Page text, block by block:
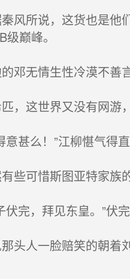
风所说，这货也是他
级巅峰。
邓无情生性冷漠不善
，这世界又没有网游
甚么！”江柳愖气得
些可惜斯图亚特家族
完，拜见东皇。”伏
头人一脸赔笑的朝着